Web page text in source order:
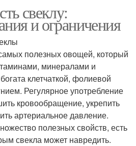
свеклу:
и ограничения
полезных овощей, который
минералами и
клетчаткой, фолиевой
Регулярное употребление
кровообращение, укрепить
артериальное давление.
полезных свойств, есть
свекла может навредить.